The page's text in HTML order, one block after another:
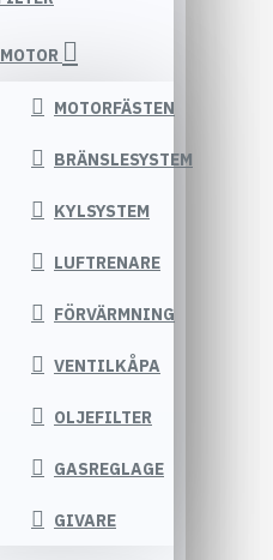
MOTOR
MOTORFÄSTEN
BRÄNSLESYSTEM
KYLSYSTEM
LUFTRENARE
FÖRVÄRMNING
VENTILKÅPA
OLJEFILTER
GASREGLAGE
GIVARE